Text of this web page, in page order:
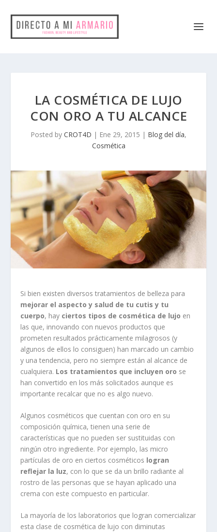
LA COSMÉTICA DE LUJO
CON ORO A TU ALCANCE
Posted by CROT4D | Ene 29, 2015 | Blog del día,
Cosmética
Si bien existen diversos tratamientos de belleza para
mejorar el aspecto y salud de tu cutis y tu
cuerpo, hay ciertos tipos de cosmética de lujo en
las que, innovando con nuevos productos que
prometen resultados prácticamente milagrosos (y
algunos de ellos lo consiguen) han marcado un cambio
y una tendencia, pero no siempre están al alcance de
cualquiera. Los tratamientos que incluyen oro se
han convertido en los más solicitados aunque es
importante recalcar que no es algo nuevo.
Algunos cosméticos que cuentan con oro en su
composición química, tienen una serie de
características que no pueden ser sustituidas con
ningún otro ingrediente. Por ejemplo, las micro
partículas de oro en ciertos cosméticos logran
reflejar la luz, con lo que se da un brillo radiante al
rostro de las personas que se hayan aplicado una
crema con este compuesto en particular.
La mayoría de los laboratorios que logran comercializar
esta clase de cosmética de lujo con diminutas